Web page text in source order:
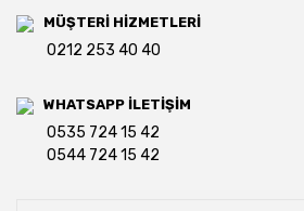
MÜŞTERİ HİZMETLERİ
0212 253 40 40
WHATSAPP İLETİŞİM
0535 724 15 42
0544 724 15 42